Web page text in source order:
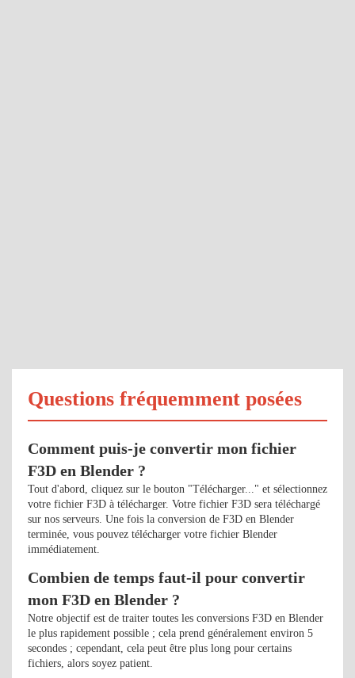
Questions fréquemment posées
Comment puis-je convertir mon fichier
F3D en Blender ?
Tout d'abord, cliquez sur le bouton "Télécharger..." et sélectionnez
votre fichier F3D à télécharger. Votre fichier F3D sera téléchargé
sur nos serveurs. Une fois la conversion de F3D en Blender
terminée, vous pouvez télécharger votre fichier Blender
immédiatement.
Combien de temps faut-il pour convertir
mon F3D en Blender ?
Notre objectif est de traiter toutes les conversions F3D en Blender
le plus rapidement possible ; cela prend généralement environ 5
secondes ; cependant, cela peut être plus long pour certains
fichiers, alors soyez patient.